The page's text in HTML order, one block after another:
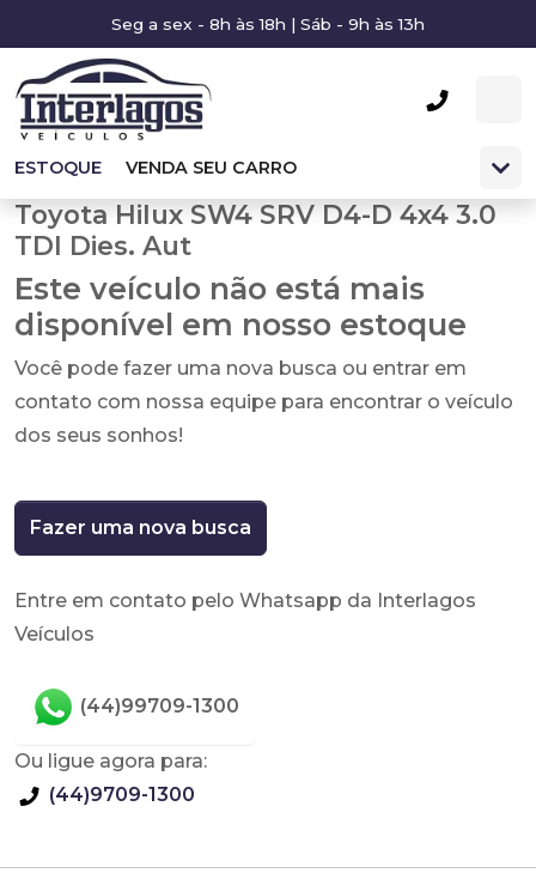
Seg a sex - 8h às 18h | Sáb - 9h às 13h
ESTOQUE VENDA SEU CARRO
Toyota Hilux SW4 SRV D4-D 4x4 3.0
TDI Dies. Aut
Este veículo não está mais
disponível em nosso estoque
Você pode fazer uma nova busca ou entrar em
contato com nossa equipe para encontrar o veículo
dos seus sonhos!
Fazer uma nova busca
Entre em contato pelo Whatsapp da Interlagos
Veículos
(44)99709-1300
Ou ligue agora para:
(44)9709-1300